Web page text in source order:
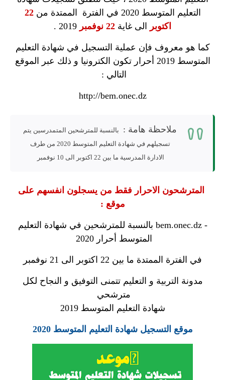
التعليم المتوسط 2020 في الفترة الممتدة من
22
اكتوبر
الى غاية 22 نوفمبر
كما هو معروف فإن عملية التسجيل في شهادة التعليم
المتوسط 2019 أحرار تكون الكترونيا و ذلك عبر الموقع
التالي :
http://bem.onec.dz
ملاحظة هامة :
بالنسبة للمترشحين المتمدرسين يتم
تسجيلهم في شهادة التعليم المتوسط 2020 من طرف
الادارة المدرسية ما بين 22 اكتوبر الى 10 نوفمبر
المترشحون الاحرار فقط من يسجلون انفسهم على
موقع :
- bem.onec.dz بالنسبة للمترشحين في شهادة التعليم
المتوسط أحرار 2020
في الفترة الممتدة ما بين 22 اكتوبر الى 21 نوفمبر
مدونة التربية و التعليم تتمنى التوفيق و النجاح لكل
مترشحي
شهادة التعليم المتوسط 2019
موقع التسجيل شهادة التعليم المتوسط 2020